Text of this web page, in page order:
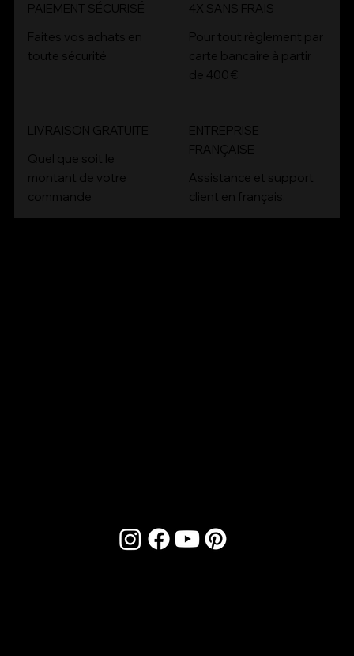
1 Boulevard de Riquier,
Nice, France
PAIEMENT SÉCURISÉ
Faites vos achats en
toute sécurité
4x
4X SANS FRAIS
Pour tout règlement par
carte bancaire à partir
de 400 €
LIVRAISON GRATUITE
Quel que soit le
montant de votre
commande
ENTREPRISE
FRANÇAISE
Assistance et support
client en français.